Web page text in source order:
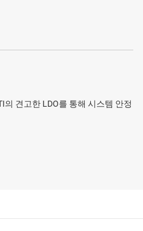
견고한 LDO를 통해 시스템 안정